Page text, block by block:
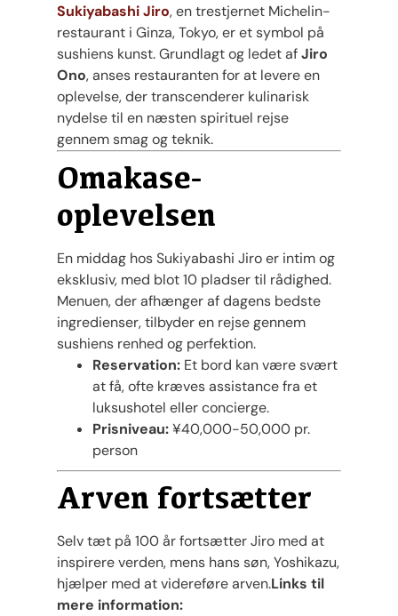
Sukiyabashi Jiro, en trestjernet Michelin-
restaurant i Ginza, Tokyo, er et symbol på
sushiens kunst. Grundlagt og ledet afJiro
Ono, anses restauranten for at levere en
oplevelse, der transcenderer kulinarisk
nydelse til en næsten spirituel rejse
gennem smag og teknik.
Omakase-
oplevelsen
En middag hos Sukiyabashi Jiro er intim og
eksklusiv, med blot 10 pladser til rådighed.
Menuen, der afhænger af dagens bedste
ingredienser, tilbyder en rejse gennem
sushiens renhed og perfektion.
Reservation: Et bord kan være svært
at få, ofte kræves assistance fra et
luksushotel eller concierge.
Prisniveau:¥40,000-50,000 pr.
person​
Arven fortsætter
Selv tæt på 100 år fortsætter Jiro med at
inspirere verden, mens hans søn, Yoshikazu,
hjælper med at videreføre arven.Links til
mere information: